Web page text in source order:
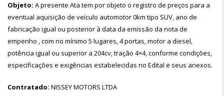
Objeto: A presente Ata tem por objeto o registro de preços para a
eventual aquisição de veículo automotor 0km tipo SUV, ano de
fabricação igual ou posterior à data da emissão da nota de
empenho , com no mínimo 5 lugares, 4 portas, motor a diesel,
potência igual ou superior a 204cv, tração 4×4, conforme condições,
especificações e exigências estabelecidas no Edital e seus anexos.
Contratado: NISSEY MOTORS LTDA